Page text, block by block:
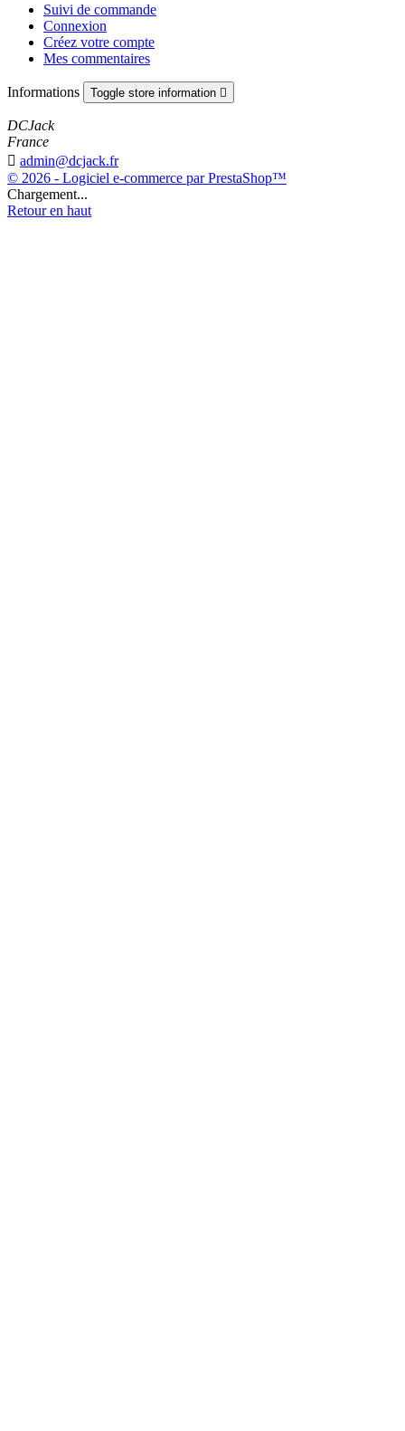
Suivi de commande
Connexion
Créez votre compte
Mes commentaires
Informations Toggle store information 
DCJack
France
 admin@dcjack.fr
© 2026 - Logiciel e-commerce par PrestaShop™
Chargement...
Retour en haut